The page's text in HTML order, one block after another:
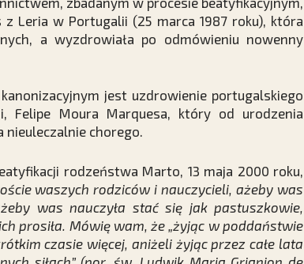
Leria w Portugalii (25 marca 1987 roku), która
a wyzdrowiała po odmówieniu nowenny
jest uzdrowienie portugalskiego
Felipe Moura Marquesa, który od urodzenia
nieuleczalnie chorego.
rodzeństwa Marto, 13 maja 2000 roku,
waszych rodziców i nauczycieli, ażeby was
was nauczyła stać się jak pastuszkowie,
prosiła. Mówię wam, że „żyjąc w poddaństwie
czasie więcej, aniżeli żyjąc przez całe lata